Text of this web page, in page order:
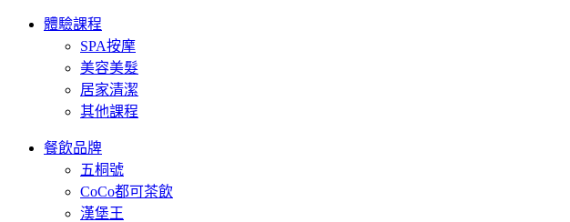
體驗課程
SPA按摩
美容美髮
居家清潔
其他課程
餐飲品牌
五桐號
CoCo都可茶飲
漢堡王